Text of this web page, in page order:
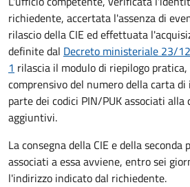
richiedente, accertata l'assenza di
rilascio della CIE ed effettuata
definite dal Decreto ministeriale 23/
1 rilascia il modulo di riepilogo pratica,
comprensivo del numero della carta
parte dei codici PIN/PUK associati
aggiuntivi.
La consegna della CIE e della
associati a essa avviene, entro sei
l'indirizzo indicato dal richiedente.